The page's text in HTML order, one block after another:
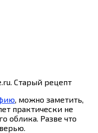
Старый рецепт
, можно заметить,
практически не
облика. Разве что